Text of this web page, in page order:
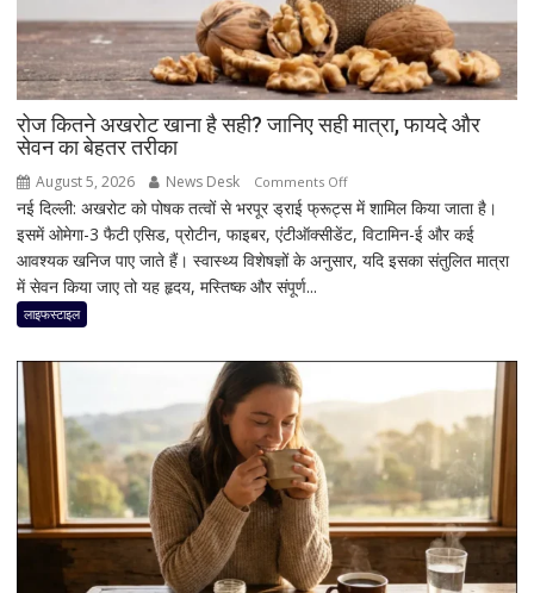
टैक्स
रिफंड,
जानिए
बड़े
कारण
रोज कितने अखरोट खाना है सही? जानिए सही मात्रा, फायदे और
सेवन का बेहतर तरीका
August 5, 2026 News Desk Comments Offon
रोज
कितने
अखरोट
जानिए
फायदे
और
सेवन
का
बेहतर
तरीका
नई दिल्ली: अखरोट को पोषक तत्वों से भरपूर ड्राई फ्रूट्स में शामिल किया जाता है।
इसमें ओमेगा-3 फैटी एसिड, प्रोटीन, फाइबर, एंटीऑक्सीडेंट, विटामिन-ई और कई
आवश्यक खनिज पाए जाते हैं। स्वास्थ्य विशेषज्ञों के अनुसार, यदि इसका संतुलित मात्रा
में सेवन किया जाए तो यह हृदय, मस्तिष्क और संपूर्ण...
लाइफस्टाइल